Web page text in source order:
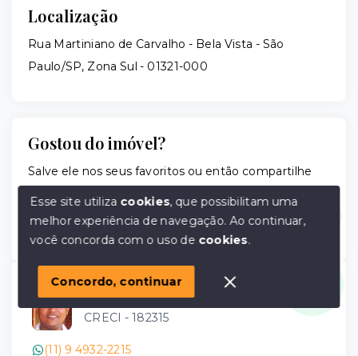
Localização
Rua Martiniano de Carvalho - Bela Vista - São
Paulo/SP, Zona Sul - 01321-000
Gostou do imóvel?
Salve ele nos seus favoritos ou então compartilhe
com alguém no WhatsApp:
Compartilhar
CRECI - 182315
(11) 9 4932-2215
Olá! em posso ajudar?
Esse site utiliza cookies, que possibilitam uma
melhor experiência de navegação.Ao continuar,
você concorda com o uso de cookies.
Concordo, continuar